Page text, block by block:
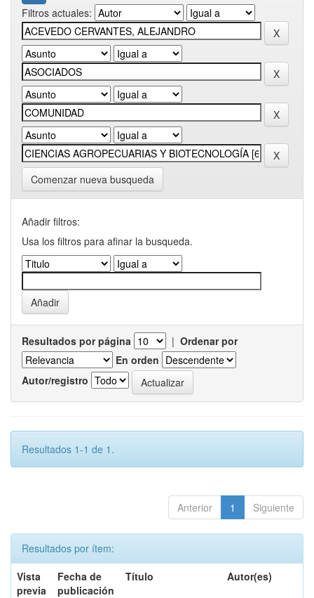
Filtros actuales:
Comenzar nueva busqueda
Añadir filtros:
Usa los filtros para afinar la busqueda.
Resultados por página | Ordenar por
En orden
Autor/registro
Resultados 1-1 de 1.
Anterior 1 Siguiente
Resultados por ítem:
Vista
previa
Fecha de
publicación
Título Autor(es)